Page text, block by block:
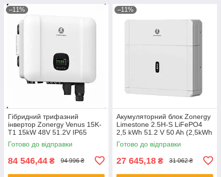
–11%
Гібридний трифазний
інвертор Zonergy Venus 15K-
T1 15kW 48V 51.2V IP65
Готово до відправки
84 546,44 ₴ 94 996 ₴
–11%
Акумуляторний блок Zonergy
Limestone 2.5H-S LiFePO4
2,5 kWh 51.2 V 50 Ah (2,5kWh
51.2V 50Ah)
Готово до відправки
27 645,18 ₴ 31 062 ₴